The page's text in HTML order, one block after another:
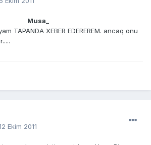
Musa_
TAPANDA XEBER EDEREREM. ancaq onu
Ekim 2011